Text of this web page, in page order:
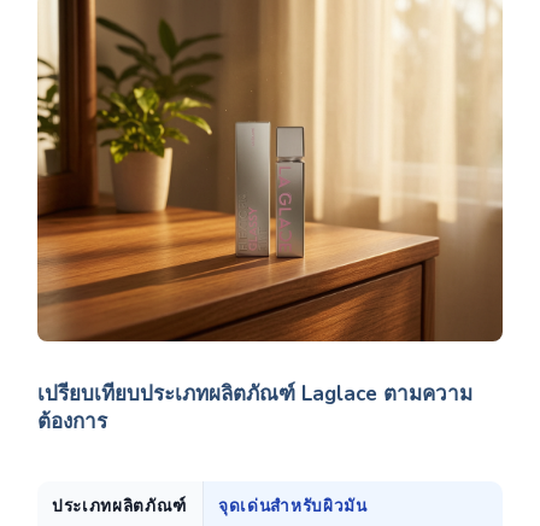
เปรียบเทียบประเภทผลิตภัณฑ์ Laglace ตามความ
ต้องการ
ประเภทผลิตภัณฑ์ จุดเด่นสำหรับผิวมัน